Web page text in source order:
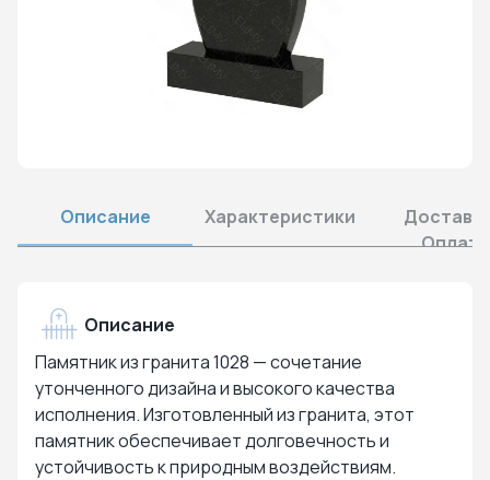
Описание Характеристики
Оплата
Описание
Памятник из гранита 1028 — сочетание
утонченного дизайна и высокого качества
исполнения. Изготовленный из гранита, этот
памятник обеспечивает долговечность и
устойчивость к природным воздействиям.